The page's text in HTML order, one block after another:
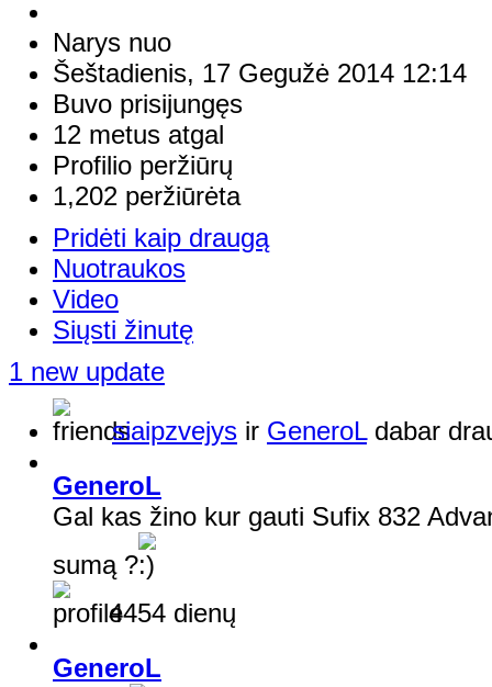
Narys nuo
Šeštadienis, 17 Gegužė 2014 12:14
Buvo prisijungęs
12 metus atgal
Profilio peržiūrų
1,202 peržiūrėta
Pridėti kaip draugą
Nuotraukos
Video
Siųsti žinutę
1 new update
siaipzvejys ir GeneroLdabar
GeneroL
Gal kas žino kur gauti Sufix 832
sumą ?
4454 dienų
GeneroL